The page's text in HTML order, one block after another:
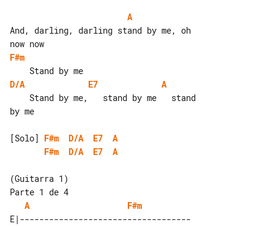
A
And, darling, darling stand by me, oh
F#m
D/A
E7
A
by me
[Solo] F#m D/A E7
A
F#m
D/A E7 A
Parte 1 de 4
A
F#m
E|-----------------------------------